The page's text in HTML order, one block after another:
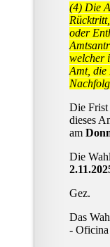
(4) Die
oder
welcher
Amt, die
Die
dieses
am
Die
Gez.
Das
-